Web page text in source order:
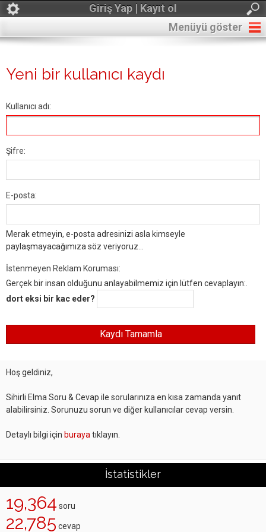
Giriş Yap | Kayıt ol
Menüyü göster
Yeni bir kullanıcı kaydı
Kullanıcı adı:
Şifre:
E-posta:
Merak etmeyin, e-posta adresinizi asla kimseyle
paylaşmayacağımıza söz veriyoruz...
İstenmeyen Reklam Koruması:
Gerçek bir insan olduğunu anlayabilmemiz için lütfen cevaplayın:.
dort eksi bir kac eder?
Hoş geldiniz,
Sihirli Elma Soru & Cevap ile sorularınıza en kısa zamanda yanıt
alabilirsiniz. Sorunuzu sorun ve diğer kullanıcılar cevap versin.
Detaylı bilgi için buraya tıklayın.
İstatistikler
19,364 soru
22,785 cevap